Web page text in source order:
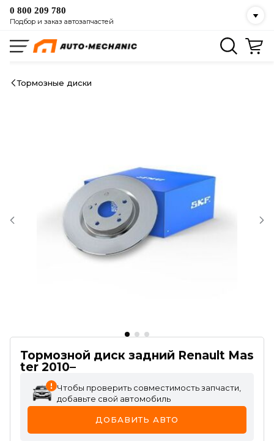
0 800 209 780
Подбор и заказ автозапчастей
Тормозные диски
Тормозной диск задний Renault Mas
ter 2010–
Чтобы проверить совместимость запчасти,
добавьте свой автомобиль
ДОБАВИТЬ АВТО